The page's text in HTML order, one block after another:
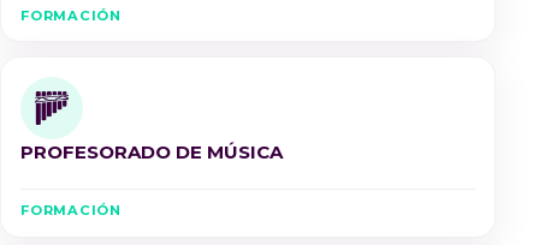
FORMACIÓN
PROFESORADO DE MÚSICA
FORMACIÓN